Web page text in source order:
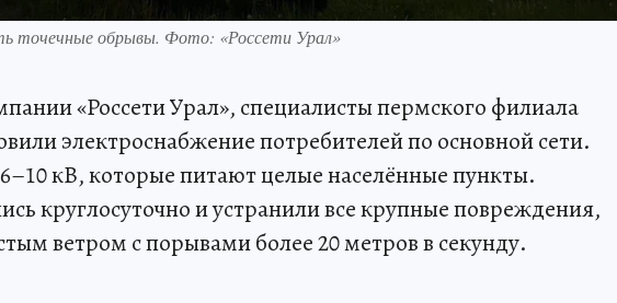
точечные обрывы. Фото: «Россети Урал»
«Россети Урал», специалисты пермского филиала
электроснабжение потребителей по основной сети.
кВ, которые питают целые населённые пункты.
круглосуточно и устранили все крупные повреждения,
ветром с порывами более 20 метров в секунду.